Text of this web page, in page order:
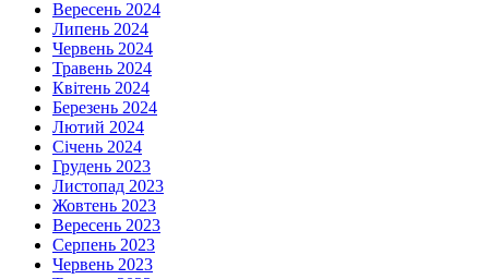
Вересень 2024
Липень 2024
Червень 2024
Травень 2024
Квітень 2024
Березень 2024
Лютий 2024
Січень 2024
Грудень 2023
Листопад 2023
Жовтень 2023
Вересень 2023
Серпень 2023
Червень 2023